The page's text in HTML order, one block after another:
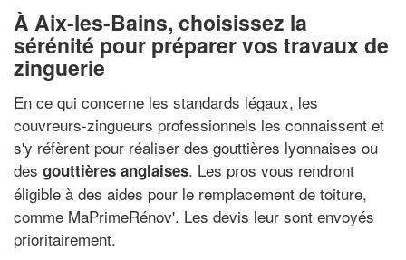
À Aix-les-Bains, choisissez la
sérénité pour préparer vos travaux de
zinguerie
En ce qui concerne les standards légaux, les
couvreurs-zingueurs professionnels les connaissent et
s'y réfèrent pour réaliser des gouttières lyonnaises ou
des gouttières anglaises. Les pros vous rendront
éligible à des aides pour le remplacement de toiture,
comme MaPrimeRénov'. Les devis leur sont envoyés
prioritairement.